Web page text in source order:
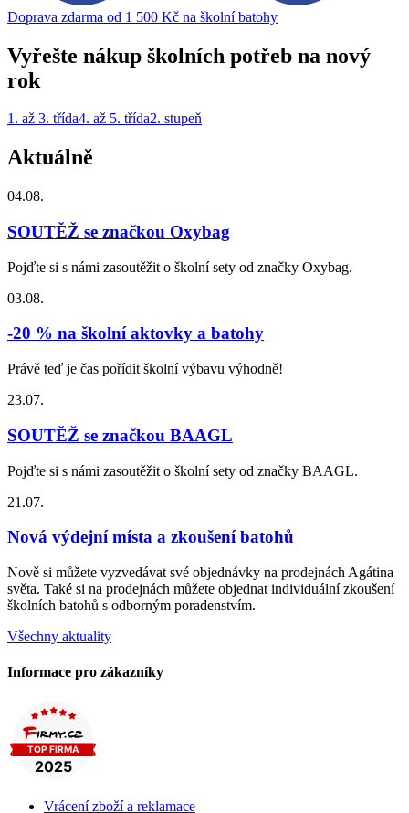
Doprava zdarma od 1 500 Kč na školní batohy
Vyřešte nákup školních potřeb na nový
rok
1. až 3. třída4. až 5. třída2. stupeň
Aktuálně
04.08.
SOUTĚŽ se značkou Oxybag
Pojďte si s námi zasoutěžit o školní sety od značky Oxybag.
03.08.
-20 % na školní aktovky a batohy
Právě teď je čas pořídit školní výbavu výhodně!
23.07.
SOUTĚŽ se značkou BAAGL
Pojďte si s námi zasoutěžit o školní sety od značky BAAGL.
21.07.
Nová výdejní místa a zkoušení batohů
Nově si můžete vyzvedávat své objednávky na prodejnách Agátina
světa. Také si na prodejnách můžete objednat individuální zkoušení
školních batohů s odborným poradenstvím.
Všechny aktuality
Informace pro zákazníky
Vrácení zboží a reklamace